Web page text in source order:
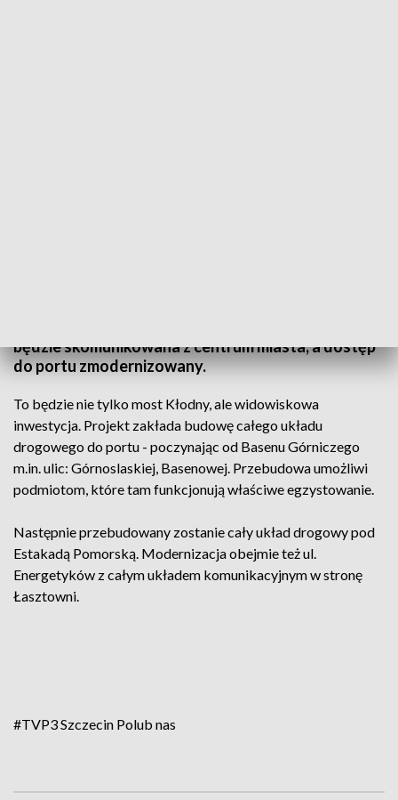
będzie skomunikowana z centrum miasta, a dostęp
do portu zmodernizowany.
To będzie nie tylko most Kłodny, ale widowiskowa
inwestycja. Projekt zakłada budowę całego układu
drogowego do portu - poczynając od Basenu Górniczego
m.in. ulic: Górnoslaskiej, Basenowej. Przebudowa umożliwi
podmiotom, które tam funkcjonują właściwe egzystowanie.
Następnie przebudowany zostanie cały układ drogowy pod
Estakadą Pomorską. Modernizacja obejmie też ul.
Energetyków z całym układem komunikacyjnym w stronę
Łasztowni.
#TVP3 Szczecin Polub nas